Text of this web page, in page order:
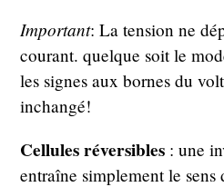
Important: La tension ne
courant. quelque soit le
les signes aux bornes du
inchangé!
Cellules réversibles : une
entraîne simplement le sens